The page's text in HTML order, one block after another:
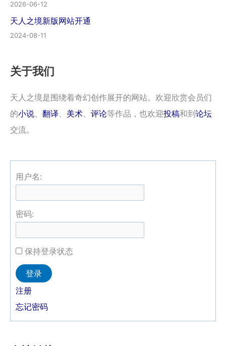
2026-06-12
天人之境新版网站开通
2024-08-11
关于我们
天人之境是围绕着奇幻创作展开的网站。欢迎欣赏会员们
的小说、 翻译、 美术、 评论等作品，也欢迎投稿和到论坛
交流。
用户名:
密码:
保持登录状态
Alternative:
登录
注册
忘记密码